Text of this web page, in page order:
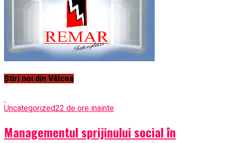
Știri noi din Vâlcea
Uncategorized22 de ore inainte
Managementul sprijinului social în